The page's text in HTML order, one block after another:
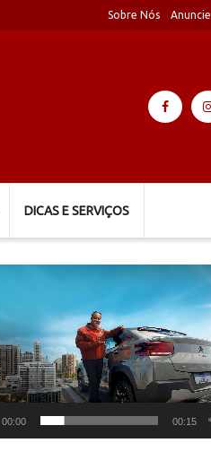
Sobre Nós Anuncie
DICAS E SERVIÇOS
00:00 00:15